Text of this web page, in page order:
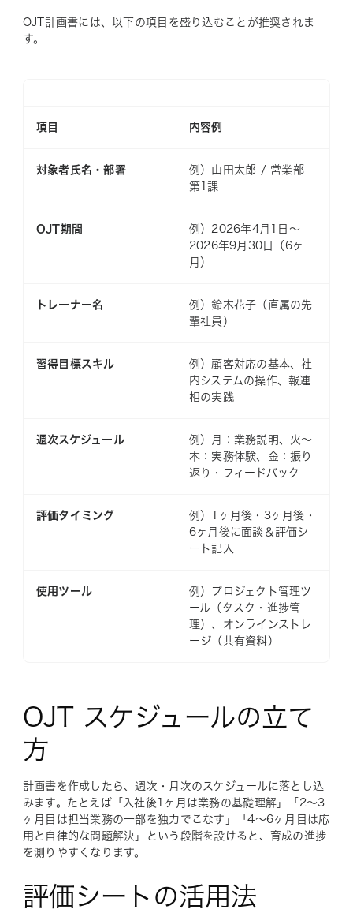
OJT計画書には、以下の項目を盛り込むことが推奨されま
す。
項目 内容例
対象者氏名・部署
例）山田太郎 / 営業部
第1課
OJT期間
例）2026年4月1日〜
2026年9月30日（6ヶ
月）
トレーナー名
例）鈴木花子（直属の先
輩社員）
習得目標スキル
例）顧客対応の基本、社
内システムの操作、報連
相の実践
週次スケジュール
例）月：業務説明、火〜
木：実務体験、金：振り
返り・フィードバック
評価タイミング
例）1ヶ月後・3ヶ月後・
6ヶ月後に面談＆評価シ
ート記入
使用ツール
例）プロジェクト管理ツ
ール（タスク・進捗管
理）、オンラインストレ
ージ（共有資料）
OJT スケジュールの立て
方
計画書を作成したら、週次・月次のスケジュールに落とし込
みます。たとえば「入社後1ヶ月は業務の基礎理解」「2〜3
ヶ月目は担当業務の一部を独力でこなす」「4〜6ヶ月目は応
用と自律的な問題解決」という段階を設けると、育成の進捗
を測りやすくなります。
評価シートの活用法